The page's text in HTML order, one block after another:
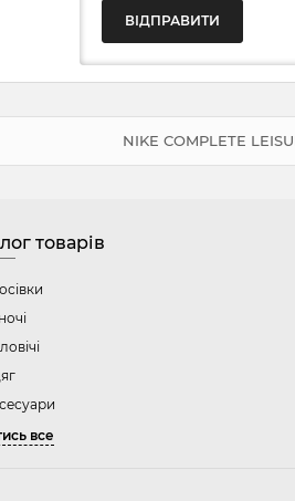
NIKE COMPLETE
товарів
все